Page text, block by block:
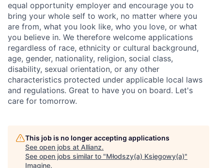
equal opportunity employer and encourage you to
bring your whole self to work, no matter where you
are from, what you look like, who you love, or what
you believe in. We therefore welcome applications
regardless of race, ethnicity or cultural background,
age, gender, nationality, religion, social class,
disability, sexual orientation, or any other
characteristics protected under applicable local laws
and regulations. Great to have you on board. Let's
care for tomorrow.
This job is no longer accepting applications
See open jobs at Allianz.
See open jobs similar to "Młodszy(a) Księgowy(a)"
Imagine.